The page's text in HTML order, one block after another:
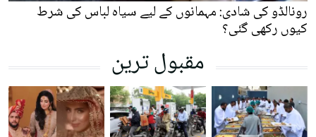
رونالڈو کی شادی: مہمانوں کے لیے سیاہ لباس کی شرط
کیوں رکھی گئی؟
مقبول ترین